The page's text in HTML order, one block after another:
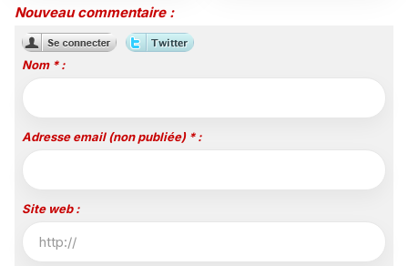
jusqu'en 2029, un revers
Nouveau commentaire :
Nom * :
Adresse email (non publiée) * :
Site web :